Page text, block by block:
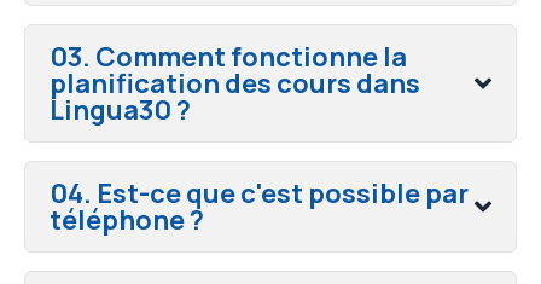
03. Comment fonctionne la
planification des cours dans
Lingua30 ?
04. Est-ce que c'est possible par
téléphone ?